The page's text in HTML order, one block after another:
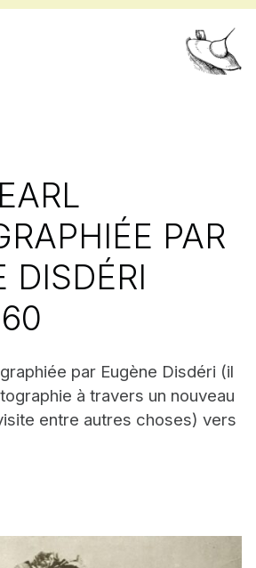
Pour
PAR
DISDÉRI
par Eugène Disdéri (il
à travers un nouveau
entre autres choses) vers